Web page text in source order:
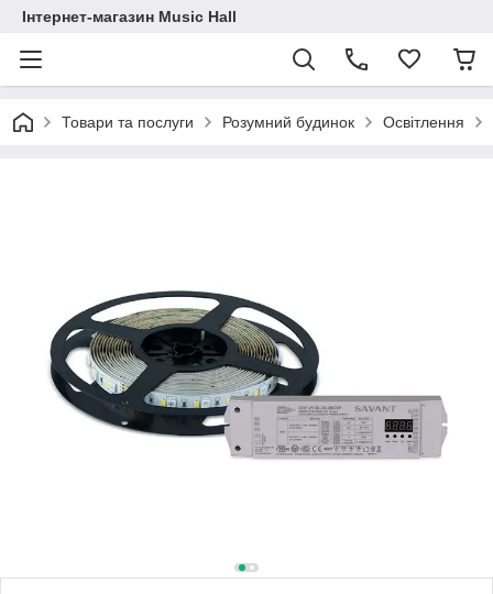
Інтернет-магазин Music Hall
Товари та послуги Розумний будинок Освітлення